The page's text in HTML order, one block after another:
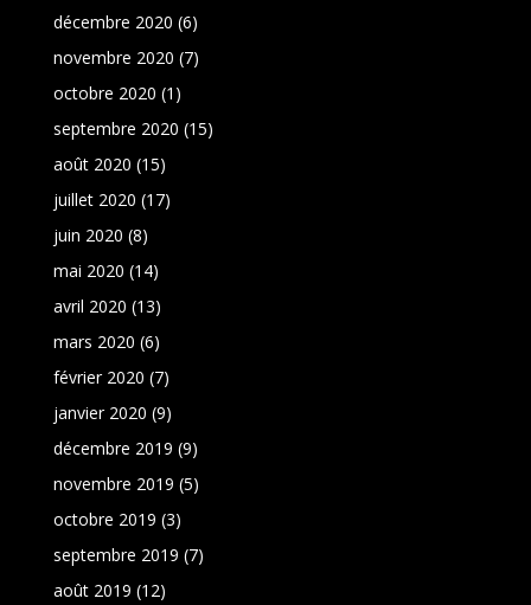
décembre 2020 (6)
novembre 2020 (7)
octobre 2020 (1)
septembre 2020 (15)
août 2020 (15)
juillet 2020 (17)
juin 2020 (8)
mai 2020 (14)
avril 2020 (13)
mars 2020 (6)
février 2020 (7)
janvier 2020 (9)
décembre 2019 (9)
novembre 2019 (5)
octobre 2019 (3)
septembre 2019 (7)
août 2019 (12)